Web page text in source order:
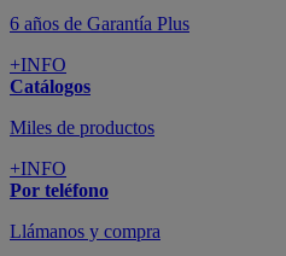
6 años de Garantía Plus
+INFO
Catálogos
Miles de productos
+INFO
Por teléfono
Llámanos y compra